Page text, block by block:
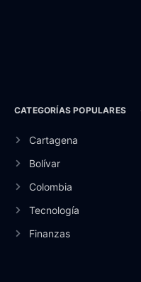
CATEGORÍAS POPULARES
Cartagena
Bolívar
Colombia
Tecnología
Finanzas